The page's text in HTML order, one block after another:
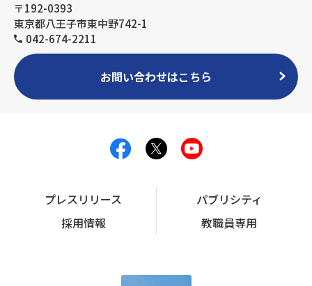
〒192-0393
東京都八王子市東中野742-1
042-674-2211
お問い合わせはこちら
プレスリリース
パブリシティ
採用情報
教職員専用